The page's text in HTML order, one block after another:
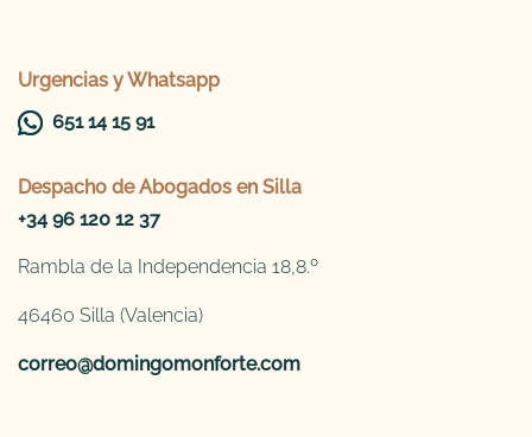
Urgencias y Whatsapp
651 14 15 91
Despacho de Abogados en Silla
+34 96 120 12 37
Rambla de la Independencia 18,8.º
46460 Silla (Valencia)
correo@domingomonforte.com